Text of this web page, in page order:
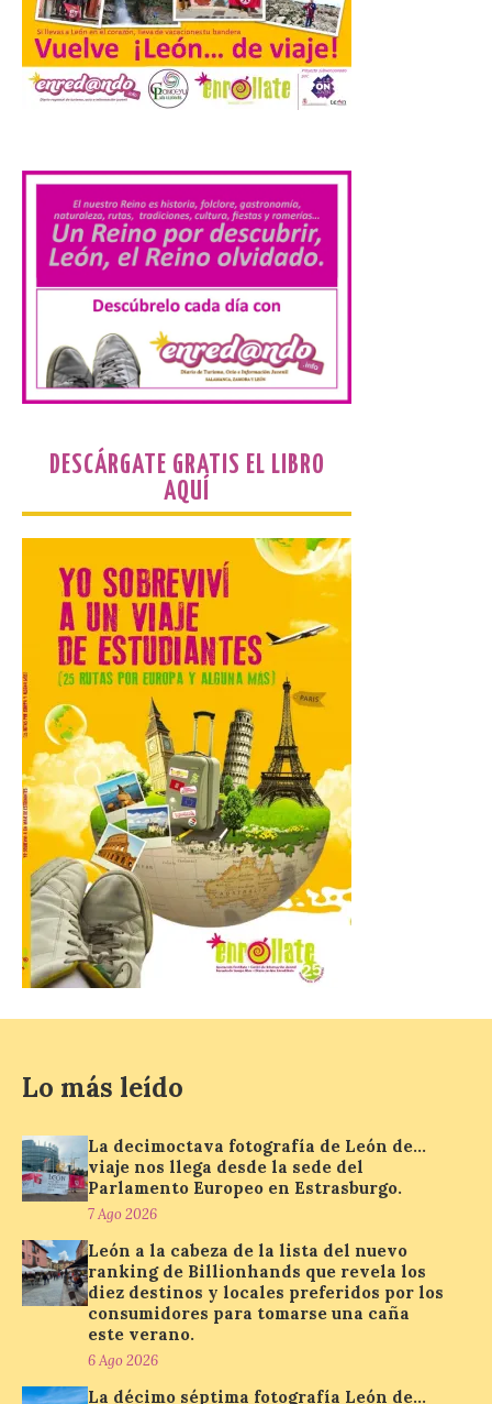
Laciana comienza su
programación para
Durante los días 1 y 2 de
infantil como el adulto
pudo disfrutar de un
planetario que se instaló
en el polideportivo municipal, con pases
de mañana dedicados preferentemente al
público infantil y, el resto del […]
Más de 200.000 jóvenes
nacidos en 2008 ya han
solicitado el Bono Cultural
Joven 2026 en su primer
mes de vigencia
7 Ago 2026
Las personas que hayan
cumplido o cumplan 18
años en 2026 pueden
solicitar esta ayuda en la
web
https://bonoculturajoven.gob.es/ hasta el
31 de octubre. Desde este año, los 400
euros del Bono pueden utilizarse tanto
para consumir productos culturales como
[…]
El Gobierno de España
lanza un visor web para
localizar y disfrutar del
eclipse solar del 12 de
agosto con seguridad
que permite conocer la
posición exacta del Sol y
así localizar el lugar ideal
para observar el eclipse
solar del 12 de agosto de 2026 sin
obstáculos. El visor es una herramienta a
la […]
Paradores renueva su
compromiso con La Vuelta
como patrocinador oficial
DESCÁRGATE GRATIS EL LIBRO
AQUÍ
Lo más leído
La decimoctava fotografía de León de…
viaje nos llega desde la sede del
Parlamento Europeo en Estrasburgo.
7 Ago 2026
León a la cabeza de la lista del nuevo
ranking de Billionhands que revela los
diez destinos y locales preferidos por los
consumidores para tomarse una caña
este verano.
6 Ago 2026
La décimo séptima fotografía León de…